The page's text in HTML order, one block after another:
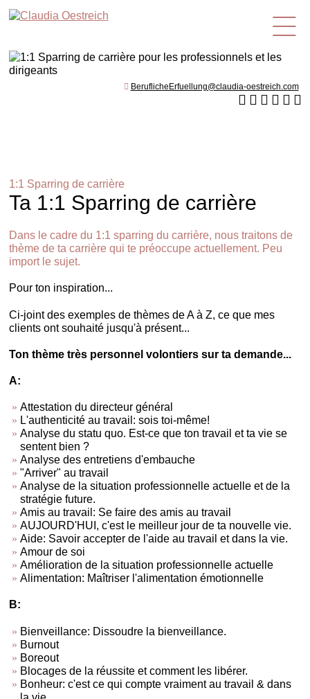
fr
BeruflicheErfuellung@claudia-oestreich.com
1:1 Sparring de carrière
Ta 1:1 Sparring de carrière
Dans le cadre du 1:1 sparring du carrière, nous traitons de
thème de ta carrière qui te préoccupe actuellement. Peu
import le sujet.
Pour ton inspiration...
Ci-joint des exemples de thèmes de A à Z, ce que mes
clients ont souhaité jusqu'à présent...
Ton thème très personnel volontiers sur ta demande...
A:
Attestation du directeur général
L'authenticité au travail: sois toi-même!
Analyse du statu quo. Est-ce que ton travail et ta vie se
sentent bien ?
Analyse des entretiens d'embauche
"Arriver" au travail
Analyse de la situation professionnelle actuelle et de la
stratégie future.
Amis au travail: Se faire des amis au travail
AUJOURD'HUI, c'est le meilleur jour de ta nouvelle vie.
Aide: Savoir accepter de l'aide au travail et dans la vie.
Amour de soi
Amélioration de la situation professionnelle actuelle
Alimentation: Maîtriser l'alimentation émotionnelle
B:
Bienveillance: Dissoudre la bienveillance.
Burnout
Boreout
Blocages de la réussite et comment les libérer.
Bonheur: c'est ce qui compte vraiment au travail & dans